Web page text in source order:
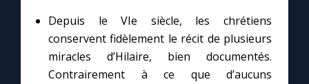
Une neuvaine
À la une
Depuis le VIe siècle, les chrétiens
conservent fidèlement le récit de plusieurs
miracles d’Hilaire, bien documentés.
Contrairement à ce que d’aucuns